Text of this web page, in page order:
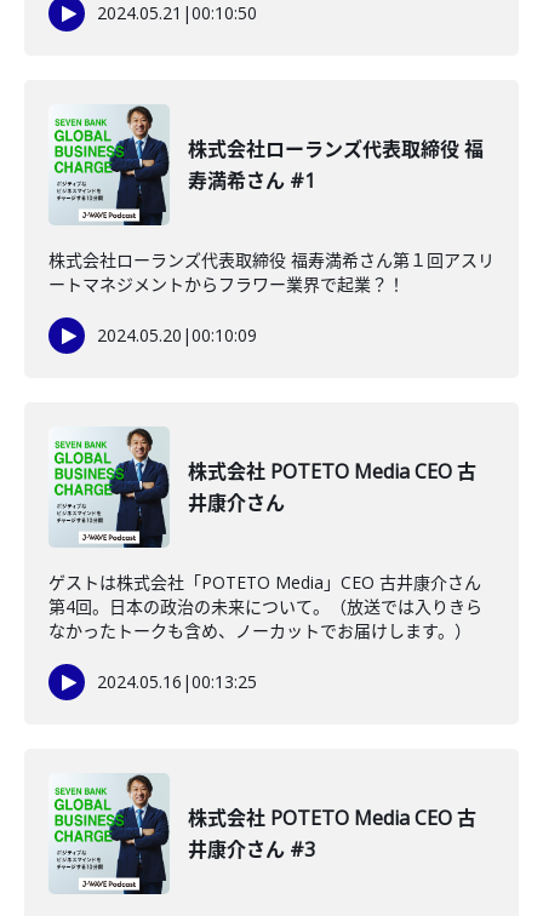
2024.05.21 |00:10:50
株式会社ローランズ代表取締役 福
寿満希さん #1
株式会社ローランズ代表取締役 福寿満希さん第１回アスリ
ートマネジメントからフラワー業界で起業？！
2024.05.20 |00:10:09
株式会社 POTETO Media CEO 古
井康介さん
ゲストは株式会社「POTETO Media」CEO 古井康介さん
第4回。日本の政治の未来について。（放送では入りきら
なかったトークも含め、ノーカットでお届けします。）
2024.05.16 |00:13:25
株式会社 POTETO Media CEO 古
井康介さん #3